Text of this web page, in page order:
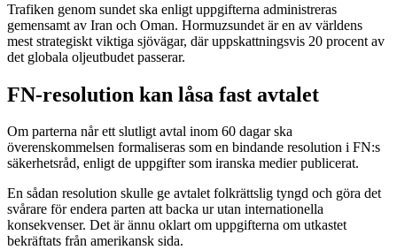
Trafiken genom sundet ska enligt uppgifterna administreras
gemensamt av Iran och Oman. Hormuzsundet är en av världens
mest strategiskt viktiga sjövägar, där uppskattningsvis 20 procent av
det globala oljeutbudet passerar.
FN-resolution kan låsa fast avtalet
Om parterna når ett slutligt avtal inom 60 dagar ska
överenskommelsen formaliseras som en bindande resolution i FN:s
säkerhetsråd, enligt de uppgifter som iranska medier publicerat.
En sådan resolution skulle ge avtalet folkrättslig tyngd och göra det
svårare för endera parten att backa ur utan internationella
konsekvenser. Det är ännu oklart om uppgifterna om utkastet
bekräftats från amerikansk sida.